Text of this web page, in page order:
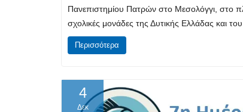
Πανεπιστημίου Πατρών στο Μεσολόγγι, στο
σχολικές μονάδες της Δυτικής Ελλάδας και
Περισσότερα
4
Δεκ